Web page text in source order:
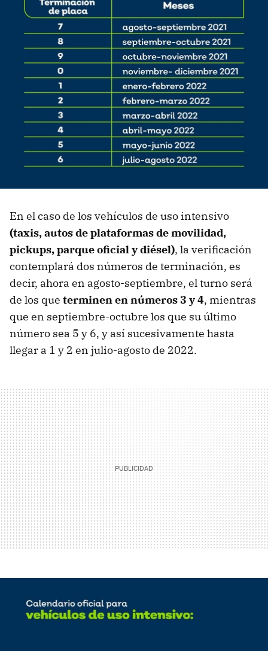
En el caso de los vehículos de uso intensivo
(taxis, autos de plataformas de movilidad,
pickups, parque oficial y diésel), la verificación
contemplará dos números de terminación, es
decir, ahora en agosto-septiembre, el turno será
de los que terminen en números 3 y 4, mientras
que en septiembre-octubre los que su último
número sea 5 y 6, y así sucesivamente hasta
llegar a 1 y 2 en julio-agosto de 2022.